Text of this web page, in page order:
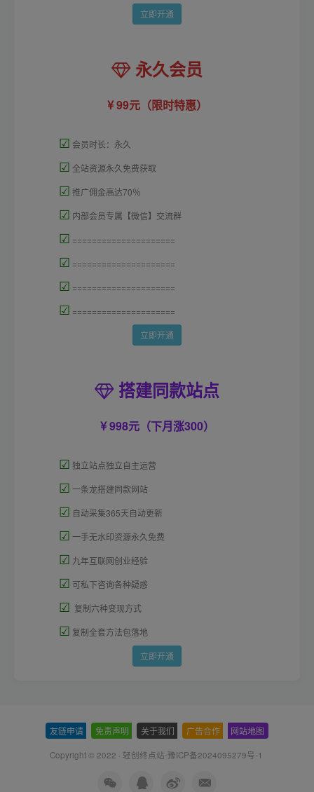
立即开通
永久会员
99元（限时特惠）
☑ 会员时长：永久
☑ 全站资源永久免费获取
☑ 推广佣金高达70％
☑ 内部会员专属【微信】交流群
☑ =====================
☑ =====================
☑ =====================
☑ =====================
立即开通
搭建同款站点
998元（下月涨300）
☑ 独立站点独立自主运营
☑ 一条龙搭建同款网站
☑ 自动采集365天自动更新
☑ 一手无水印资源永久免费
☑ 九年互联网创业经验
☑ 可私下咨询各种疑惑
☑ 复制六种变现方式
☑ 复制全套方法包落地
立即开通
友链申请 免责声明 关于我们 广告合作 网站地图
Copyright © 2022 · 轻创终点站-豫ICP备2024095279号-1